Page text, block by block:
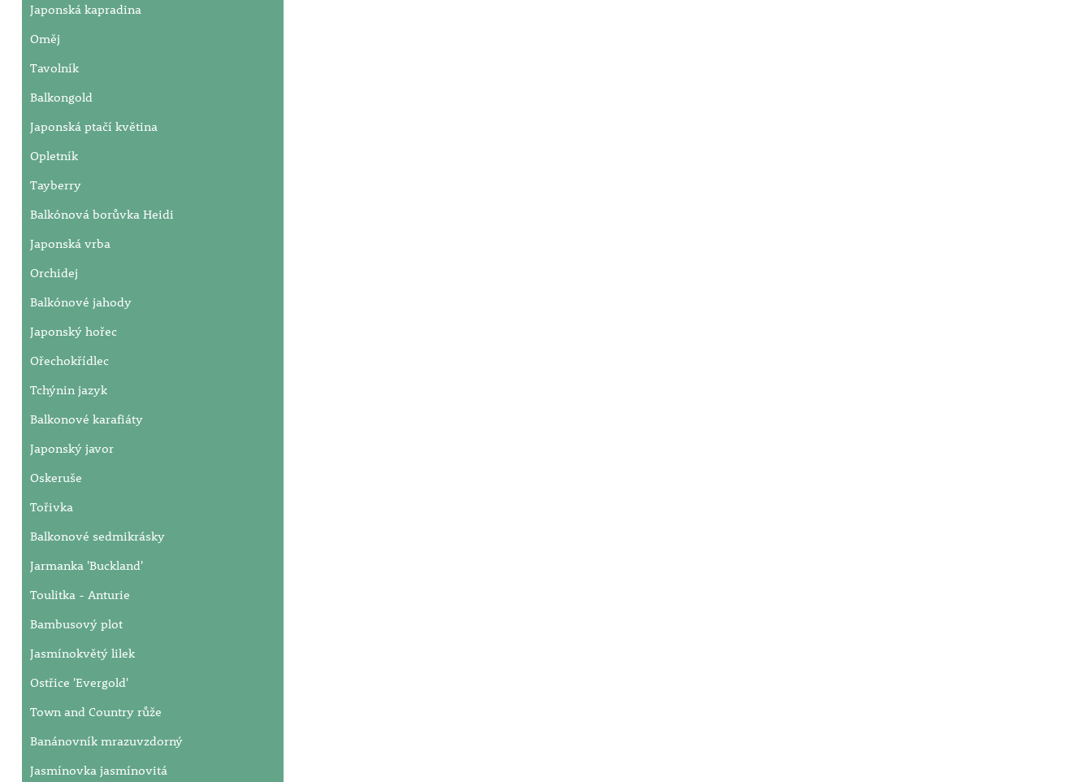
Japonská kapradina
Oměj
Tavolník
Balkongold
Japonská ptačí květina
Opletník
Tayberry
Balkónová borůvka Heidi
Japonská vrba
Orchidej
Balkónové jahody
Japonský hořec
Ořechokřídlec
Tchýnin jazyk
Balkonové karafiáty
Japonský javor
Oskeruše
Tořivka
Balkonové sedmikrásky
Jarmanka 'Buckland'
Toulitka - Anturie
Bambusový plot
Jasmínokvětý lilek
Ostřice 'Evergold'
Town and Country růže
Banánovník mrazuvzdorný
Jasmínovka jasmínovitá